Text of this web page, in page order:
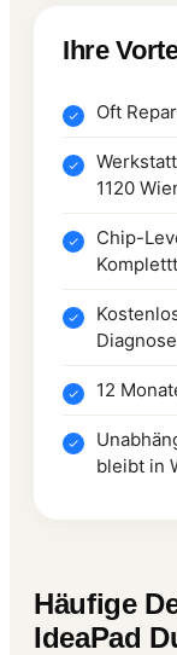
Ihre
Oft
1120
Chip-
12
bleibt in
Häufige
IdeaPad